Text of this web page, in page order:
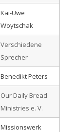
Kai-Uwe
Woytschak
Verschiedene
Sprecher
Benedikt Peters
Our Daily Bread
Ministries e. V.
Missionswerk